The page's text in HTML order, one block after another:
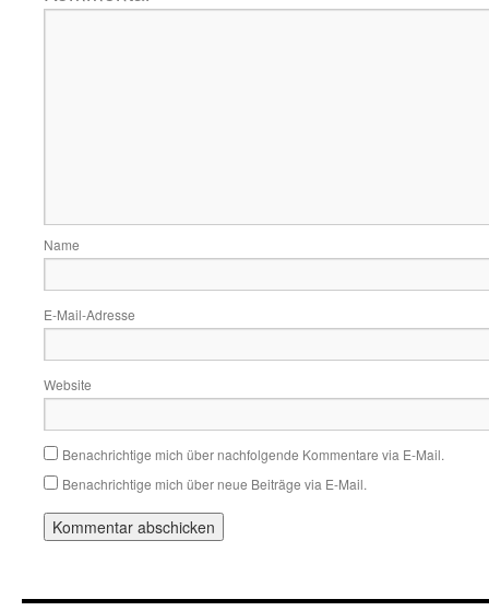
Name
E-Mail-Adresse
Website
Benachrichtige mich über nachfolgende Kommentare via E-Mail.
Benachrichtige mich über neue Beiträge via E-Mail.